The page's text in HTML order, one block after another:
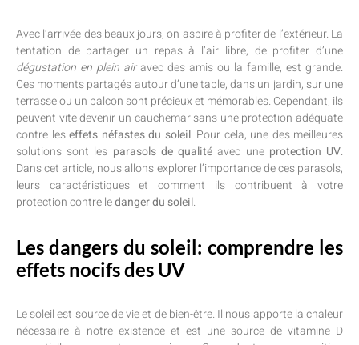
Avec l’arrivée des beaux jours, on aspire à profiter de l’extérieur. La
tentation de partager un repas à l’air libre, de profiter d’une
dégustation en plein airavec des amis ou la famille, est grande.
Ces moments partagés autour d’une table, dans un jardin, sur une
terrasse ou un balcon sont précieux et mémorables. Cependant, ils
peuvent vite devenir un cauchemar sans une protection adéquate
contre leseffets néfastes du soleil. Pour cela, une des meilleures
solutions sont les parasols de qualité avec une protection UV.
Dans cet article, nous allons explorer l’importance de ces parasols,
leurs caractéristiques et comment ils contribuent à votre
protection contre ledanger du soleil.
Les dangers du soleil: comprendre les
effets nocifs des UV
Le soleil est source de vie et de bien-être. Il nous apporte la chaleur
nécessaire à notre existence et est une source de vitamine D